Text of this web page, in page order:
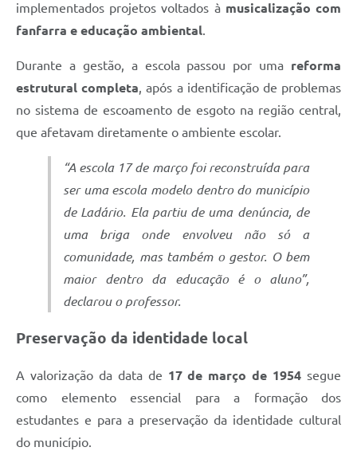
implementados projetos voltados à musicalização com
fanfarra e educação ambiental.
Durante a gestão, a escola passou por uma reforma
estrutural completa, após a identificação de problemas
no sistema de escoamento de esgoto na região central,
que afetavam diretamente o ambiente escolar.
“A escola 17 de março foi reconstruída para
ser uma escola modelo dentro do município
de Ladário. Ela partiu de uma denúncia, de
uma briga onde envolveu não só a
comunidade, mas também o gestor. O bem
maior dentro da educação é o aluno”,
declarou o professor.
Preservação da identidade local
A valorização da data de 17 de março de 1954 segue
como elemento essencial para a formação dos
estudantes e para a preservação da identidade cultural
do município.